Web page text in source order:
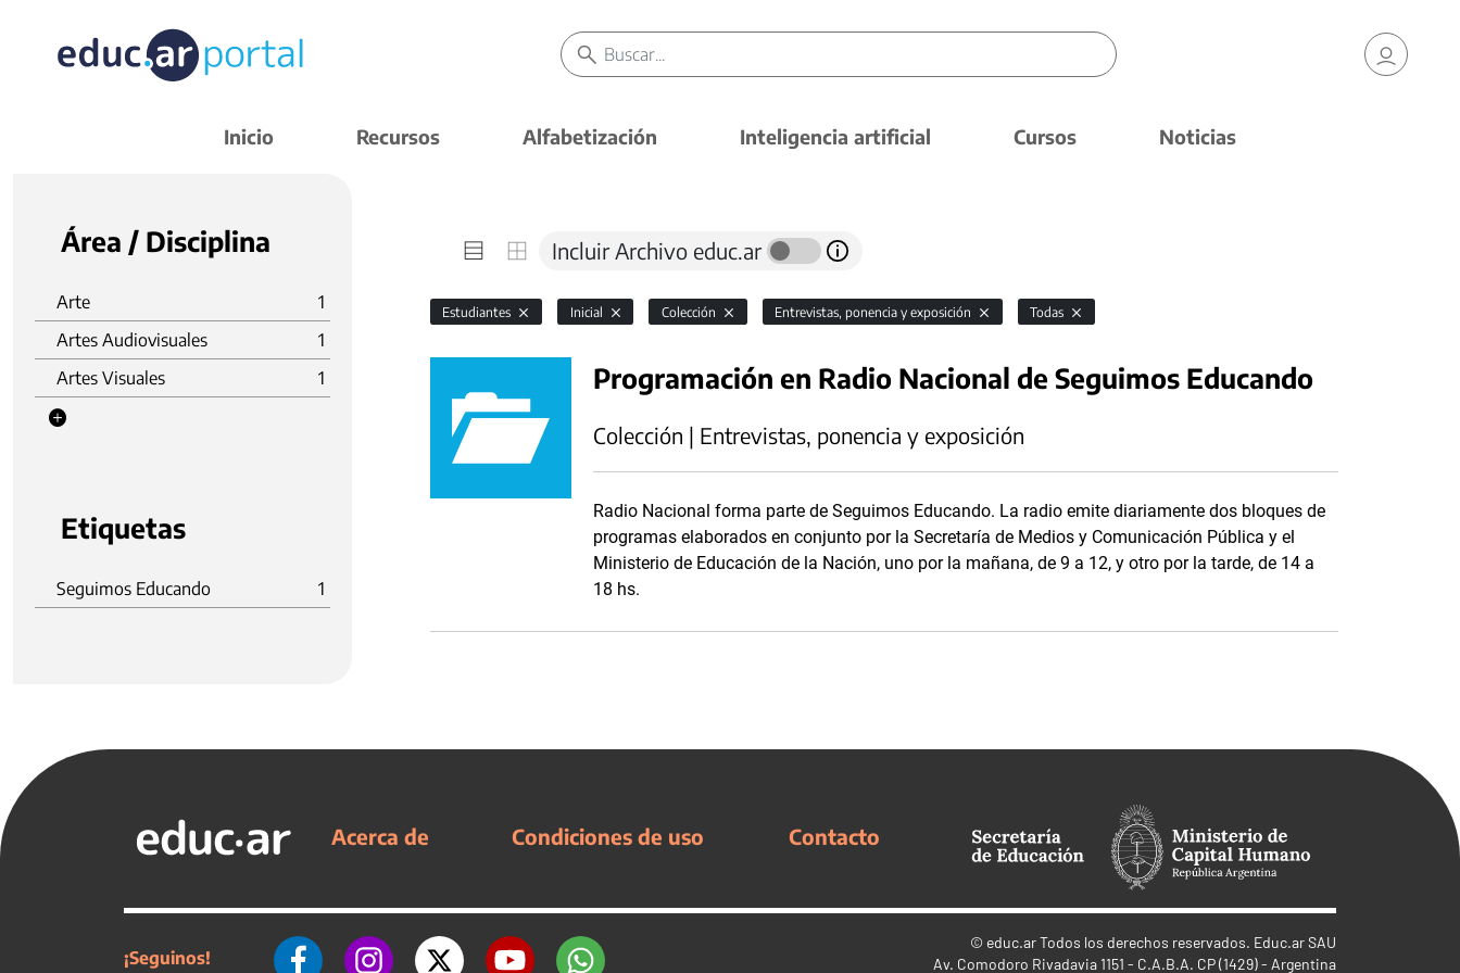
Inicio Recursos Alfabetización Inteligencia artificial Cursos Noticias
Área / Disciplina
Arte
1
Artes Audiovisuales
1
Artes Visuales
1
Etiquetas
Seguimos Educando 1
Incluir Archivo educ.ar
Estudiantes Inicial Colección Entrevistas, ponencia y exposición Todas
Programación en Radio Nacional de Seguimos Educando
Colección | Entrevistas, ponencia y exposición
Radio Nacional forma parte de Seguimos Educando. La radio emite diariamente dos bloques de
programas elaborados en conjunto por la Secretaría de Medios y Comunicación Pública y el
Ministerio de Educación de la Nación, uno por la mañana, de 9 a 12, y otro por la tarde, de 14 a
18 hs.
Acerca de Condiciones de uso Contacto
¡Seguinos!
© educ.arTodos los derechos reservados. Educ.ar SAU
Av. Comodoro Rivadavia 1151 - C.A.B.A. CP (1429) - Argentina